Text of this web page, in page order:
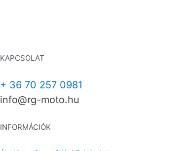
KAPCSOLAT
+ 36 70 257 0981
info@rg-moto.hu
INFORMÁCIÓK